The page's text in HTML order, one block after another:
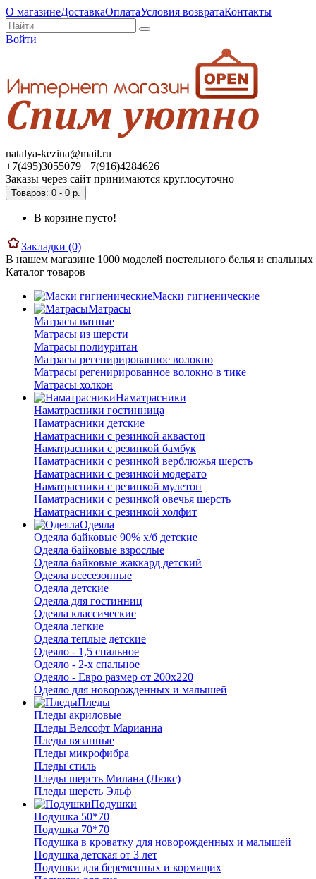
О магазинеДоставкаОплатаУсловия возвратаКонтакты
Войти
natalya-kezina@mail.ru
+7(495)3055079 +7(916)4284626
Заказы через сайт принимаются круглосуточно
Товаров: 0 - 0 р.
В корзине пусто!
Закладки (0)
В нашем магазине 1000 моделей постельного белья и
Каталог товаров
Маски гигиенические
Матрасы
Матрасы ватные
Матрасы из шерсти
Матрасы полиуритан
Матрасы регенирированное волокно
Матрасы регенирированное волокно в тике
Матрасы холкон
Наматрасники
Наматрасники гостинница
Наматрасники детские
Наматрасники с резинкой аквастоп
Наматрасники с резинкой бамбук
Наматрасники с резинкой верблюжья шерсть
Наматрасники с резинкой модерато
Наматрасники с резинкой мулетон
Наматрасники с резинкой овечья шерсть
Наматрасники с резинкой холфит
Одеяла
Одеяла байковые 90% х/б детские
Одеяла байковые взрослые
Одеяла байковые жаккард детский
Одеяла всесезонные
Одеяла детские
Одеяла для гостинниц
Одеяла классические
Одеяла легкие
Одеяла теплые детские
Одеяло - 1,5 спальное
Одеяло - 2-х спальное
Одеяло - Евро размер от 200х220
Одеяло для новорожденных и малышей
Пледы
Пледы акриловые
Пледы Велсофт Марианна
Пледы вязанные
Пледы микрофибра
Пледы стиль
Пледы шерсть Милана (Люкс)
Пледы шерсть Эльф
Подушки
Подушка 50*70
Подушка 70*70
Подушка в кроватку для новорожденных и малышей
Подушка детская от 3 лет
Подушки для беременных и кормящих